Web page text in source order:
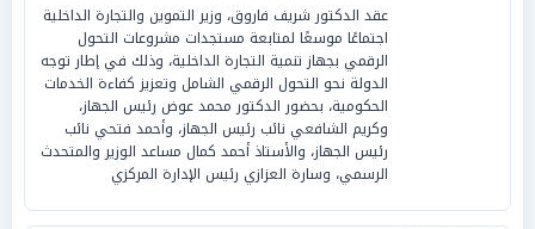
عقد الدكتور شريف فاروق، وزير التموين والتجارة الداخلية
اجتماعًا موسعًا لمتابعة مستجدات مشروعات التحول
الرقمي بجهاز تنمية التجارة الداخلية، وذلك في إطار توجه
الدولة نحو التحول الرقمي الشامل وتعزيز كفاءة الخدمات
الحكومية، بحضور الدكتور محمد عوض رئيس الجهاز،
وكريم الشافعي نائب رئيس الجهاز، وأحمد فتحي نائب
رئيس الجهاز، والأستاذ أحمد كمال مساعد الوزير والمتحدث
الرسمي، وسارة العزازي رئيس الإدارة المركزي